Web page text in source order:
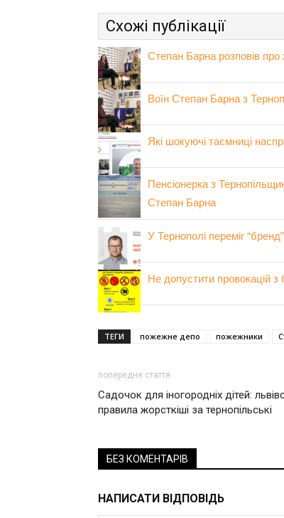
Схожі публікації
Степан Барна розповів про
Воїн Степан Барна з
Які шокуючі таємниці
Пенсіонерка з
Степан Барна
У Тернополі переміг
Не допустити провокацій
ТЕГИ пожежне депо пожежники
попередня стаття
Садочок для іногородніх дітей:
правила жорсткіші за тернопільські
БЕЗ КОМЕНТАРІВ
НАПИСАТИ ВІДПОВІДЬ